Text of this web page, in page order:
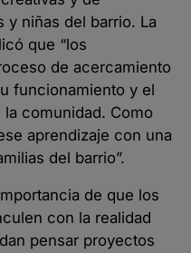
y niñas del barrio. La
que “los
de acercamiento
funcionamiento y el
comunidad. Como
aprendizaje con una
del barrio”.
de que los
con la realidad
pensar proyectos